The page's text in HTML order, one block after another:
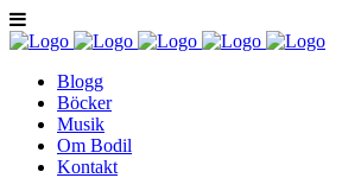
Blogg
Böcker
Musik
Om Bodil
Kontakt